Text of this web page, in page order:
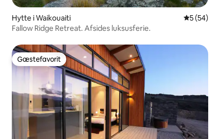
Hytte i Waikouaiti 5 ud af 5 i
5 (54)
Fallow Ridge Retreat. Afsides luksusferie.
Gæstefavorit
Gæstefavorit